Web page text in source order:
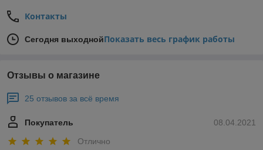
Контакты
Сегодня выходнойПоказать весь график работы
Отзывы о магазине
25 отзывов за всё время
08.04.2021
Покупатель
Отлично